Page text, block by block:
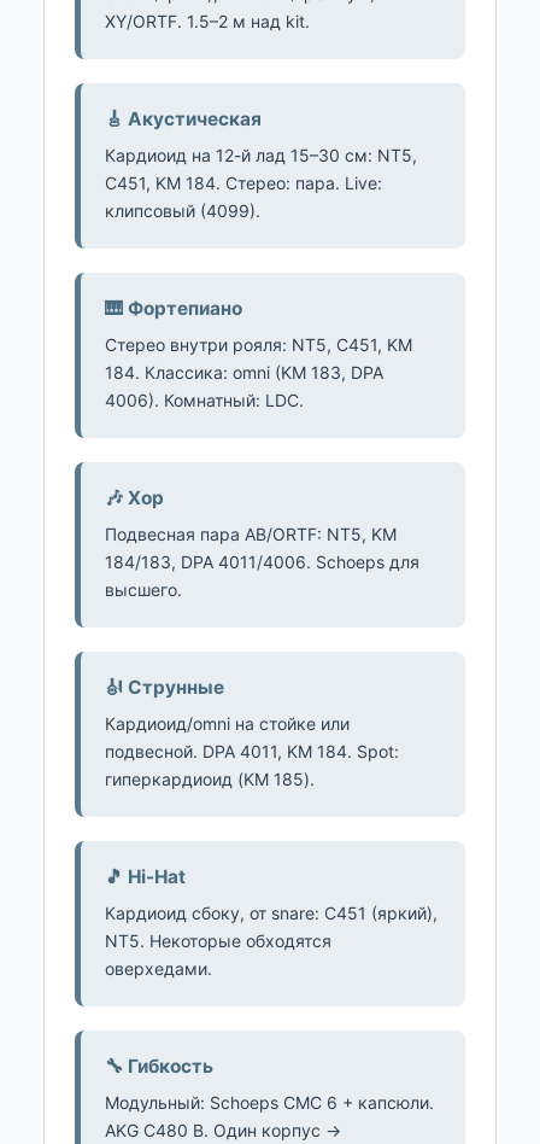
XY/ORTF. 1.5–2 м над kit.
🎸 Акустическая
Кардиоид на 12-й лад 15–30 см: NT5,
C451, KM 184. Стерео: пара. Live:
клипсовый (4099).
🎹 Фортепиано
Стерео внутри рояля: NT5, C451, KM
184. Классика: omni (KM 183, DPA
4006). Комнатный: LDC.
🎶 Хор
Подвесная пара AB/ORTF: NT5, KM
184/183, DPA 4011/4006. Schoeps для
высшего.
🎻 Струнные
Кардиоид/omni на стойке или
подвесной. DPA 4011, KM 184. Spot:
гиперкардиоид (KM 185).
🎵 Hi-Hat
Кардиоид сбоку, от snare: C451 (яркий),
NT5. Некоторые обходятся
оверхедами.
🔧 Гибкость
Модульный: Schoeps CMC 6 + капсюли.
AKG C480 B. Один корпус →